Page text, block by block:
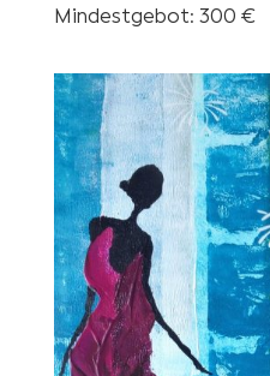
Mindestgebot: 300 €